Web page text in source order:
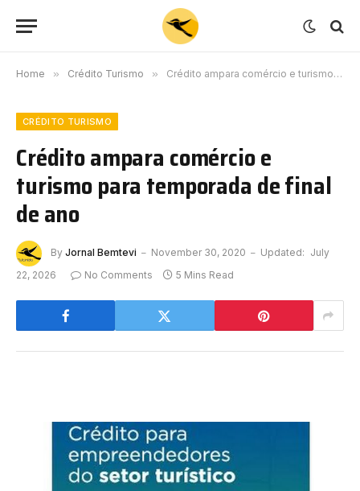
Home » Crédito Turismo » Crédito ampara comércio e turismo para temporada de final de ano
CRÉDITO TURISMO
Crédito ampara comércio e
turismo para temporada de final
de ano
By Jornal Bemtevi November 30, 2020 Updated: July
22, 2026
No Comments 5 Mins Read